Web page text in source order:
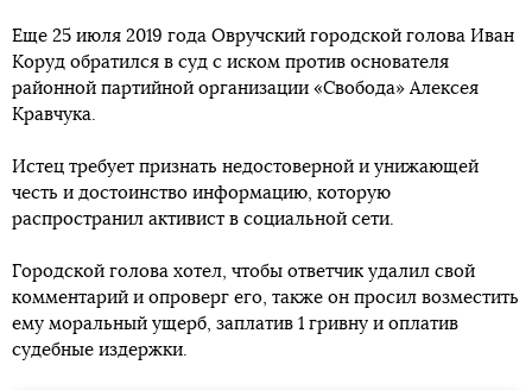
Еще 25 июля 2019 года Овручский городской голова Иван
Коруд обратился в суд с иском против основателя
районной партийной организации «Свобода» Алексея
Кравчука.
Истец требует признать недостоверной и унижающей
честь и достоинство информацию, которую
распространил активист в социальной сети.
Городской голова хотел, чтобы ответчик удалил свой
комментарий и опроверг его, также он просил возместить
ему моральный ущерб, заплатив 1 гривну и оплатив
судебные издержки.